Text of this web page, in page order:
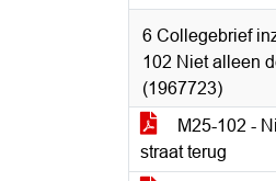
6 Collegebrief
102 Niet alleen
(1967723)
M25-102 -
straat terug